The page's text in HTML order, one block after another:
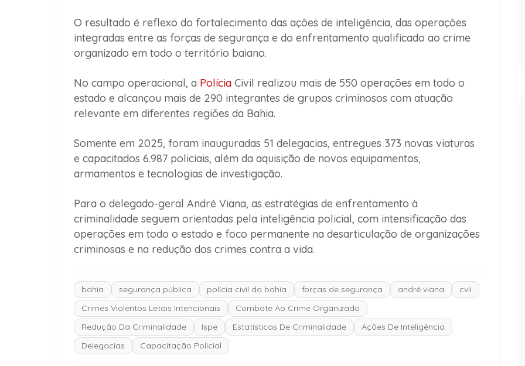
O resultado é reflexo do fortalecimento das ações de inteligência, das operações
integradas entre as forças de segurança e do enfrentamento qualificado ao crime
organizado em todo o território baiano.
No campo operacional, a PolíciaCivil realizou mais de 550 operações em todo o
estado e alcançou mais de 290 integrantes de grupos criminosos com atuação
relevante em diferentes regiões da Bahia.
Somente em 2025, foram inauguradas 51 delegacias, entregues 373 novas viaturas
e capacitados 6.987 policiais, além da aquisição de novos equipamentos,
armamentos e tecnologias de investigação.
Para o delegado-geral André Viana, as estratégias de enfrentamento à
criminalidade seguem orientadas pela inteligência policial, com intensificação das
operações em todo o estado e foco permanente na desarticulação de organizações
criminosas e na redução dos crimes contra a vida.
bahia segurança pública polícia civil da bahia forças de segurança andré viana
cvli
Crimes Violentos Letais Intencionais
Combate Ao Crime Organizado
Redução Da Criminalidade
Ispe Estatísticas De Criminalidade
Ações De Inteligência
Delegacias
Capacitação Policial